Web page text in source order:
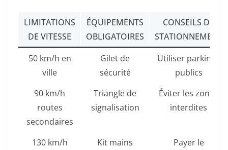
LIMITATIONS
DE VITESSE
ÉQUIPEMENTS
OBLIGATOIRES
CONSEILS DE
STATIONNEMENT
50 km/h en
ville
Gilet de
sécurité
Utiliser parkings
publics
90 km/h
routes
secondaires
Triangle de
signalisation
Éviter les zones
interdites
130 km/h
Kit mains
Payer le